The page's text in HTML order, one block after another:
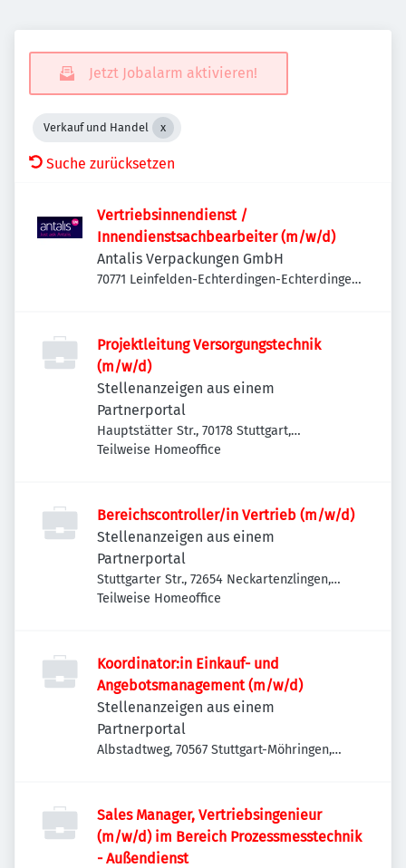
Jetzt Jobalarm aktivieren!
Verkauf und Handel
Suche zurücksetzen
Vertriebsinnendienst /
Innendienstsachbearbeiter (m/w/d)
Antalis Verpackungen GmbH
70771 Leinfelden-Echterdingen-Echterdingen,
Projektleitung Versorgungstechnik
(m/w/d)
Stellenanzeigen aus einem
Partnerportal
Hauptstätter Str., 70178 Stuttgart,
Deutschland
Teilweise Homeoffice
Bereichscontroller/in Vertrieb (m/w/d)
Stellenanzeigen aus einem
Partnerportal
Stuttgarter Str., 72654 Neckartenzlingen,
Deutschland
Teilweise Homeoffice
Koordinator:in Einkauf- und
Angebotsmanagement (m/w/d)
Stellenanzeigen aus einem
Partnerportal
Albstadtweg, 70567 Stuttgart-Möhringen,
Sales Manager, Vertriebsingenieur
(m/w/d) im Bereich Prozessmesstechnik
- Außendienst